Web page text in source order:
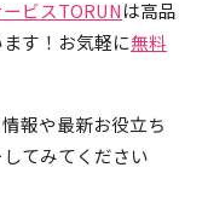
ビスTORUNは高品
す！お気軽に無料
報や最新お役立ち
てみてください